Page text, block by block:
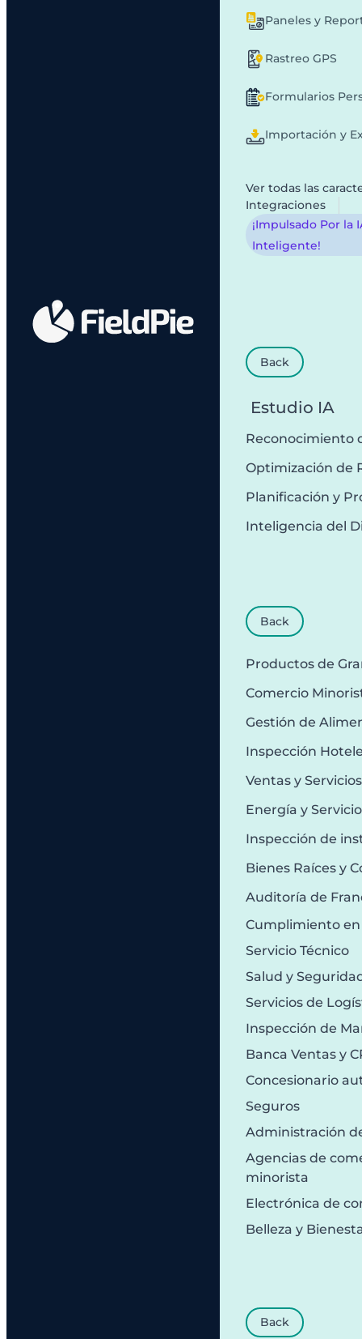
Paneles y
Rastreo GPS
Formularios
Importación y
Ver todas las
Integraciones
¡Impulsado Por la
Inteligente!
Back
Estudio IA
Reconocimiento
Optimización de
Planificación y
Inteligencia del
Back
Productos de
Comercio
Gestión de
Inspección
Ventas y
Energía y
Inspección de
Bienes Raíces y
Auditoría de
Cumplimiento en
Servicio Técnico
Salud y
Servicios de
Inspección de
Banca Ventas y
Concesionario
Seguros
Administración
Agencias de
minorista
Electrónica de
Belleza y
Back